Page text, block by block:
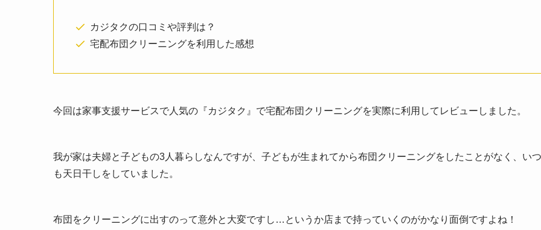
カジタクの口コミや評判は？
宅配布団クリーニングを利用した感想
今回は家事支援サービスで人気の『カジタク』で宅配布団クリーニングを実際に利用してレビューしました。
我が家は夫婦と子どもの3人暮らしなんですが、子どもが生まれてから布団クリーニングをしたことがなく、いつ
も天日干しをしていました。
布団をクリーニングに出すのって意外と大変ですし…というか店まで持っていくのがかなり面倒ですよね！